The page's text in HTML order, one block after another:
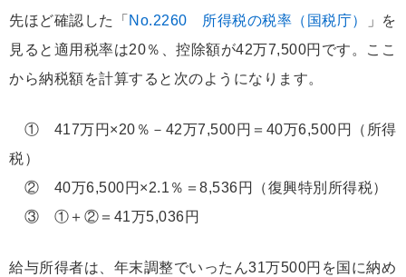
先ほど確認した「 No.2260 所得税の税率（国税庁）
」を
見ると適用税率は20％、控除額が42万7,500円です。ここ
から納税額を計算すると次のようになります。
① 417万円×20％－42万7,500円＝40万6,500円（所得
税）
② 40万6,500円×2.1％＝8,536円（復興特別所得税）
③ ①＋②＝41万5,036円
給与所得者は、年末調整でいったん31万500円を国に納め